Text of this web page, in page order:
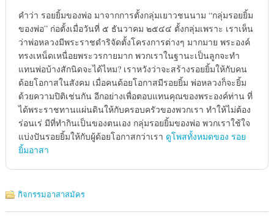
คำว่า รอยยิ้มของพ่อ มาจากการตั้งกลุ่มเยาวชนนาม “กลุ่มรอยยิ้ม
ของพ่อ” ก่อตั้งเมื่อวันที่ ๕ ธันวาคม ๒๕๔๔ ตั้งกลุ่มเพราะ เราเห็น
ว่าพ่อหลวงมีพระราชดำริจัดตั้งโครงการต่างๆ มากมาย พระองค์
ทรงเหน็ดเหนื่อยพระวรกายมาก พวกเราในฐานะเป็นลูกจะทำ
แทนพ่อบ้างสักนิดจะได้ไหม? เราหวังว่าจะสร้างรอยยิ้มให้กับคน
ด้อยโอกาสในสังคม เมื่อคนด้อยโอกาสมีรอยยิ้ม พ่อหลวงก็จะยิ้ม
ด้วยความปิติเช่นกัน อีกอย่างเพื่อตอบแทนคุณของพระองค์ท่าน ที่
ได้พระราชทานแผ่นดินให้กับครอบครัวของพวกเรา ทำให้ไม่ต้อง
ร่อนเร่ มีที่ทำกินเป็นของตนเอง กลุ่มรอยยิ้มของพ่อ พวกเราใช้ใจ
แบ่งปันรอยยิ้มให้กับผู้ด้อยโอกาสกว่าเรา ดูโพสทั้งหมดของ รอย
ยิ้มอาสา
กิจกรรมอาสาสมัคร